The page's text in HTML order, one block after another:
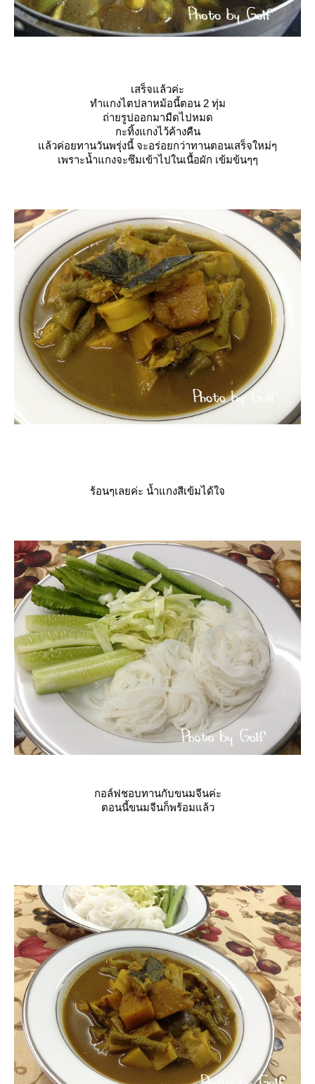
เสร็จแล้วค่ะ
ทำแกงไตปลาหม้อนี้ตอน 2 ทุ่ม
ถ่ายรูปออกมามืดไปหมด
กะทิ้งแกงไว้ค้างคืน
ล้วค่อยทานวันพรุ่งนี้ จะอร่อยกว่าทานตอนเสร็จใหม่ๆ
เพราะน้ำแกงจะซึมเข้าไปในเนื้อผัก เข้มข้นๆๆ
ร้อนๆเลยค่ะ น้ำแกงสีเข้มได้ใจ
กอล์ฟชอบทานกับขนมจีนค่ะ
ตอนนี้ขนมจีนก็พร้อมแล้ว